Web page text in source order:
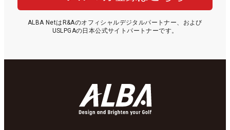
ALBA NetはR&Aのオフィシャルデジタルパートナー、および
USLPGAの日本公式サイトパートナーです。